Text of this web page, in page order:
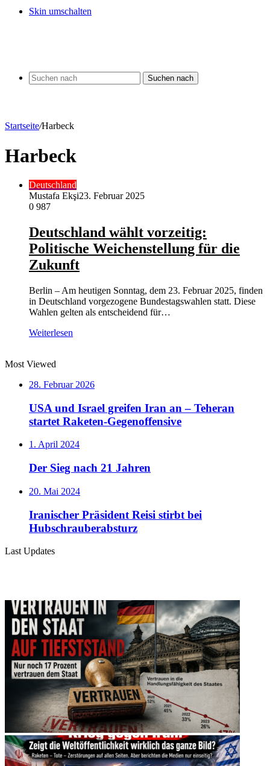
Skin umschalten
Suchen nach
Startseite/Harbeck
Harbeck
Deutschland
Mustafa Ekşi23. Februar 2025
0 987
Deutschland wählt vorzeitig:
Politische Weichenstellung für die
Zukunft
Berlin – Am heutigen Sonntag, dem 23. Februar 2025, finden
in Deutschland vorgezogene Bundestagswahlen statt. Diese
Wahlen gelten als entscheidend für…
Weiterlesen
Most Viewed
28. Februar 2026
USA und Israel greifen Iran an – Teheran
startet Raketen-Gegenoffensive
1. April 2024
Der Sieg nach 21 Jahren
20. Mai 2024
Iranischer Präsident Reisi stirbt bei
Hubschrauberabsturz
Last Updates